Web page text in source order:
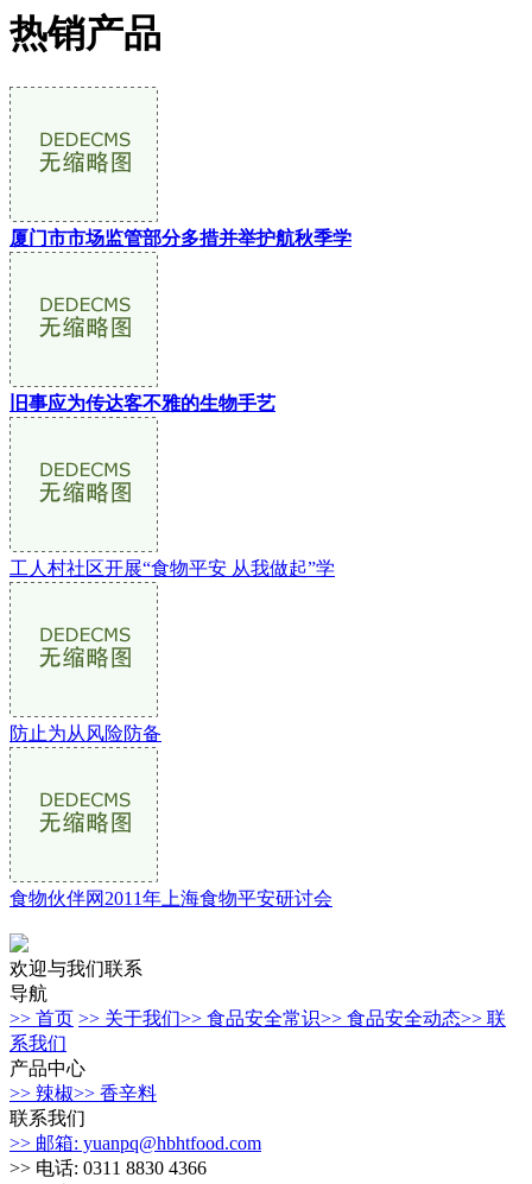
热销产品
厦门市市场监管部分多措并举护航秋季学
旧事应为传达客不雅的生物手艺
工人村社区开展“食物平安 从我做起”学
防止为从风险防备
食物伙伴网2011年上海食物平安研讨会
欢迎与我们联系
导航
>> 首页 >> 关于我们>> 食品安全常识>> 食品安全动态>> 联
系我们
产品中心
>> 辣椒>> 香辛料
联系我们
>> 邮箱: yuanpq@hbhtfood.com
>> 电话: 0311 8830 4366